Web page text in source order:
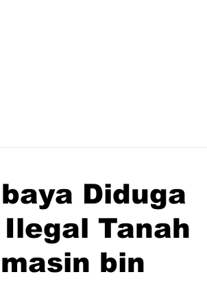
Diduga
Tanah
bin